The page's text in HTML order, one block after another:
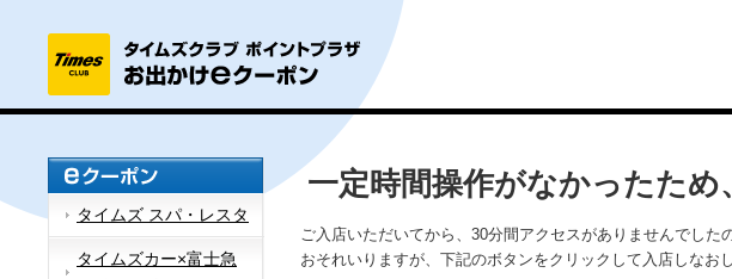
タイムズ スパ・レスタ
タイムズカー×富士急
一定時間操作がなかったた
ご入店いただいてから、30分間アクセスがありませんでした
おそれいりますが、下記のボタンをクリックして入店しなお